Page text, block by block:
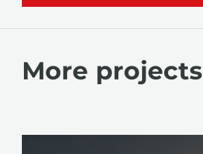
More projects